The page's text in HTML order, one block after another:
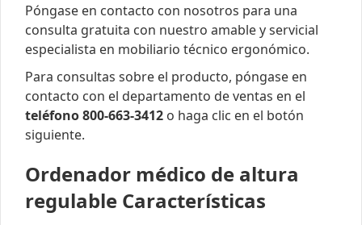
Póngase en contacto con nosotros para una
consulta gratuita con nuestro amable y servicial
especialista en mobiliario técnico ergonómico.
Para consultas sobre el producto, póngase en
contacto con el departamento de ventas en el
teléfono 800-663-3412 o haga clic en el botón
siguiente.
Ordenador médico de altura
regulable Características